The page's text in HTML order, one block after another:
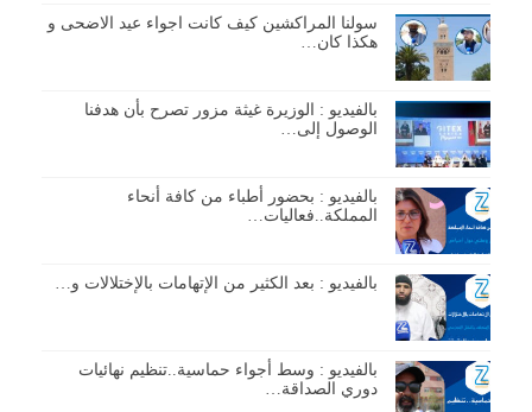
سولنا المراكشين كيف كانت اجواء عيد الاضحى و
هكذا كان…
بالفيديو : الوزيرة غيثة مزور تصرح بأن هدفنا
الوصول إلى…
بالفيديو : بحضور أطباء من كافة أنحاء
المملكة..فعاليات…
بالفيديو : بعد الكثير من الإتهامات بالإختلالات و…
بالفيديو : وسط أجواء حماسية..تنظيم نهائيات
دوري الصداقة…